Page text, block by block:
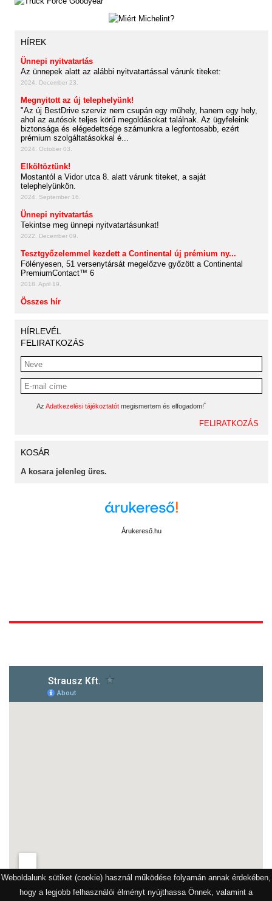
Weboldalunk sütiket (cookie) használ működése folyamán annak érdekében,
hogy a legjobb felhasználói élményt nyújthassa Önnek, valamint a
HÍREK
Ünnepi nyitvatartás
Az ünnepek alatt az alábbi nyitvatartással várunk titeket:
2024. December 23.
Megnyitott az új telephelyünk!
"Az új BestDrive szerviz nem csupán egy műhely, hanem egy hely,
ahol az autósok teljes körű megoldásokat találnak. Az ügyfeleink
biztonsága és elégedettsége számunkra a legfontosabb, ezért
prémium szolgáltatásokkal é...
2024. October 03.
Elköltöztünk!
Mostantól a Vidor utca 8. alatt várunk titeket, a saját
telephelyünkön.
2024. September 16.
Ünnepi nyitvatartás
Tekintse meg ünnepi nyitvatartásunkat!
2022. December 09.
Tesztgyőzelemmel kezdett a Continental új prémium ny...
Fölényesen, 51 versenytársát megelőzve győzött a Continental
PremiumContact™ 6
2018. April 19.
Összes hír
HÍRLEVÉL
FELIRATKOZÁS
Az Adatkezelési tájékoztatót megismertem és elfogadom!*
KOSÁR
A kosara jelenleg üres.
Árukereső.hu